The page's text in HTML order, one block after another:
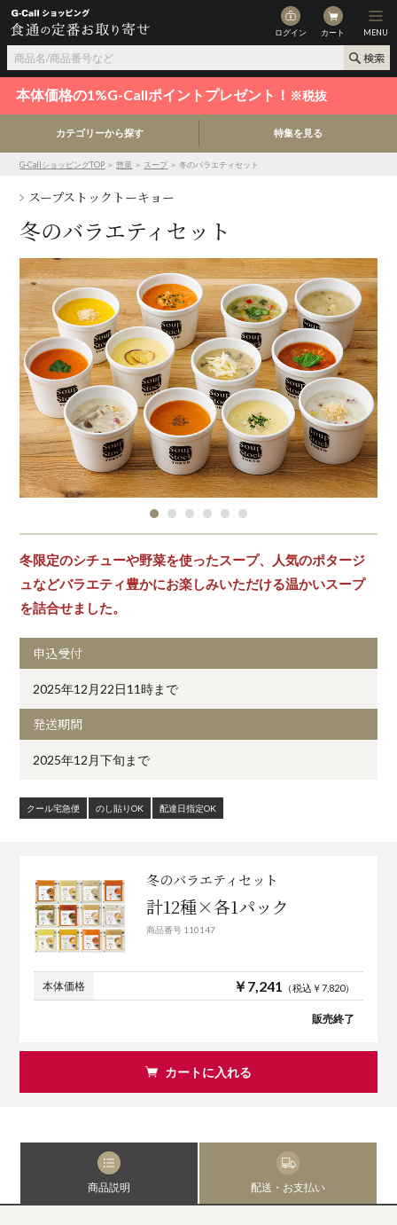
ログイン カート MENU
本体価格の1%G-Callポイントプレゼント！ ※税抜
カテゴリーから探す 特集を見る
G-CallショッピングTOP ＞惣菜 ＞ スープ ＞ 冬のバラエティセット
スープストックトーキョー
冬のバラエティセット
冬限定のシチューや野菜を使ったスープ、人気のポタージ
ュなどバラエティ豊かにお楽しみいただける温かいスープ
を詰合せました。
申込受付
2025年12月22日11時まで
発送期間
2025年12月下旬まで
クール宅急便 のし貼りOK 配達日指定OK
冬のバラエティセット
計12種×各1パック
商品番号 110147
本体価格 ￥7,241 （税込￥7,820）
販売終了
カートに入れる
商品説明 配送・お支払い